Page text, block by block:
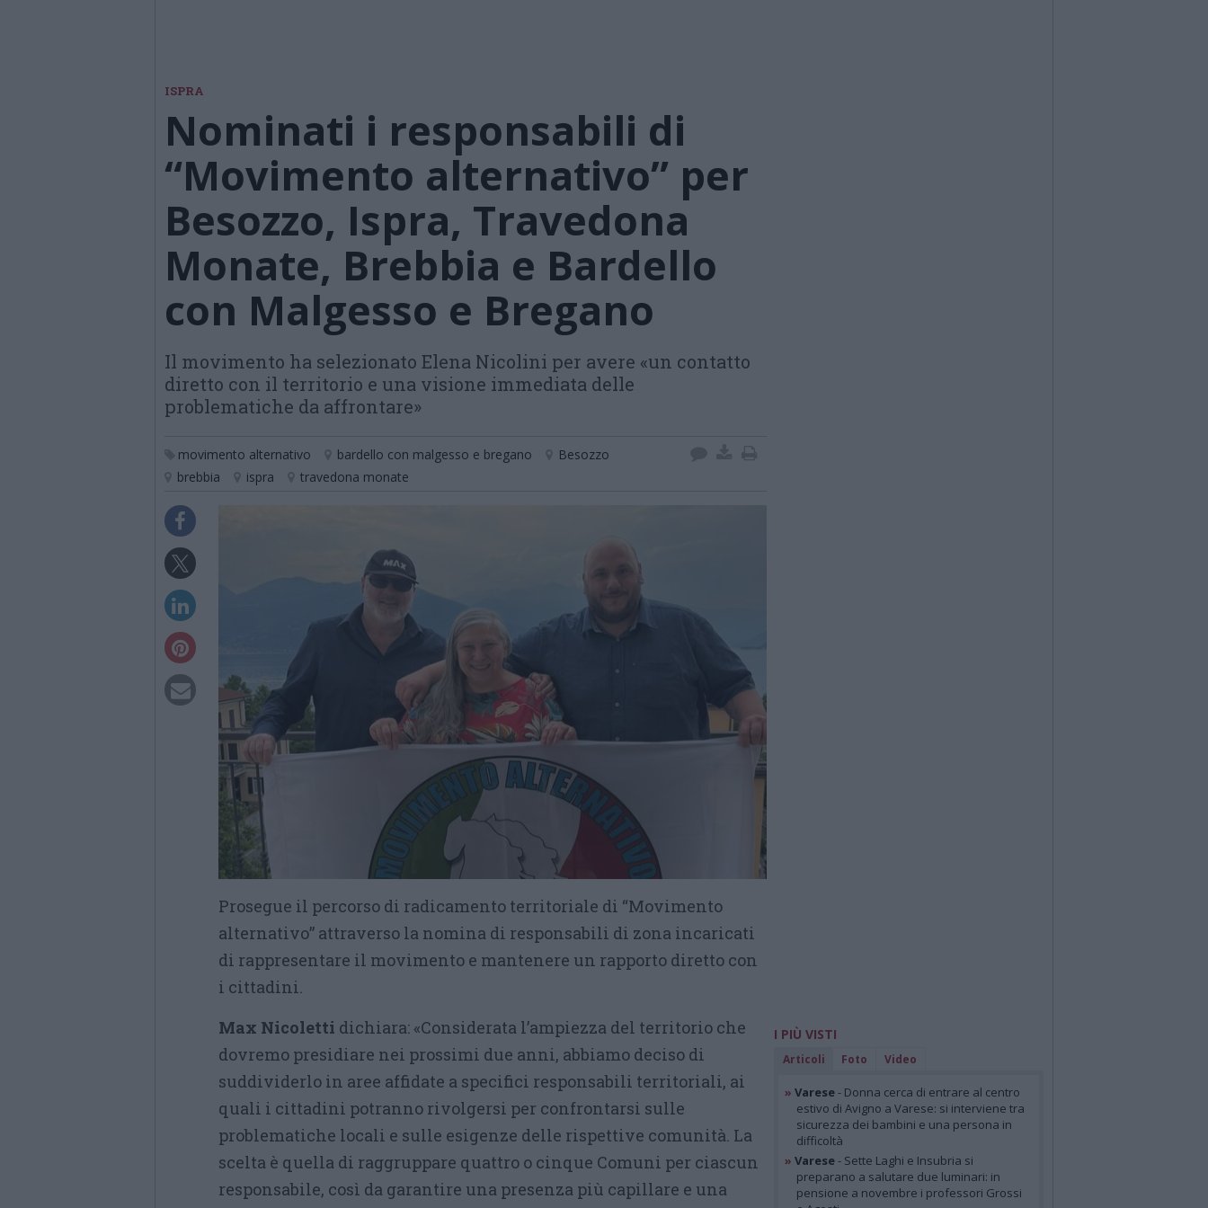
ISPRA
Nominati i responsabili di
“Movimento alternativo” per
Besozzo, Ispra, Travedona
Monate, Brebbia e Bardello
con Malgesso e Bregano
Il movimento ha selezionato Elena Nicolini per avere «un contatto
diretto con il territorio e una visione immediata delle
problematiche da affrontare»
movimento alternativo bardello con malgesso e bregano
Besozzo
brebbia
ispra travedona monate
Prosegue il percorso di radicamento territoriale di “Movimento
alternativo” attraverso la nomina di responsabili di zona incaricati
di rappresentare il movimento e mantenere un rapporto diretto con
i cittadini.
Max Nicoletti dichiara: «Considerata l’ampiezza del territorio che
dovremo presidiare nei prossimi due anni, abbiamo deciso di
suddividerlo in aree affidate a specifici responsabili territoriali, ai
quali i cittadini potranno rivolgersi per confrontarsi sulle
problematiche locali e sulle esigenze delle rispettive comunità. La
scelta è quella di raggruppare quattro o cinque Comuni per ciascun
responsabile, così da garantire una presenza più capillare e una
I PIÙ VISTI
Articoli Foto Video
» Varese- Donna cerca di entrare al centro
estivo di Avigno a Varese: si interviene tra
sicurezza dei bambini e una persona in
difficoltà
» Varese- Sette Laghi e Insubria si
preparano a salutare due luminari: in
pensione a novembre i professori Grossi